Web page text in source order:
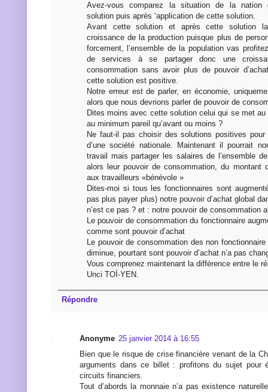
Avez-vous comparez la situation de la nation
solution puis après ‘application de cette solution.
Avant cette solution et après cette solution
croissance de la production puisque plus de
forcement, l’ensemble de la population vas
de services à se partager donc une
consommation sans avoir plus de pouvoir
cette solution est positive.
Notre erreur est de parler, en économie,
alors que nous devrions parler de pouvoir de
Dites moins avec cette solution celui qui se met au
au minimum pareil qu’avant ou moins ?
Ne faut-il pas choisir des solutions positives
d’une société nationale. Maintenant il pourrait
travail mais partager les salaires de l’ensemble
alors leur pouvoir de consommation, du montant
aux travailleurs «bénévole »
Dites-moi si tous les fonctionnaires sont
pas plus payer plus) notre pouvoir d’achat global
n’est ce pas ? et : notre pouvoir de consommation
Le pouvoir de consommation du fonctionnaire
comme sont pouvoir d’achat
Le pouvoir de consommation des non
diminue, pourtant sont pouvoir d’achat n’a pas
Vous comprenez maintenant la différence entre le
Unci TOÏ-YEN.
Répondre
Anonyme 25 janvier 2014 à 16:55
Bien que le risque de crise financière venant de la
arguments dans ce billet : profitons du sujet pour
circuits financiers.
Tout d’abords la monnaie n’a pas existence